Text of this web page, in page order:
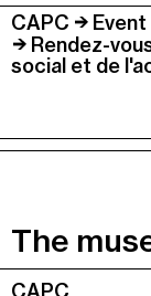
CAPC
Rendez-
social et de
The
Colonne
CAPC